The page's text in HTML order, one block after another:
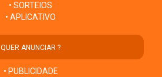
• SORTEIOS
• APLICATIVO
QUER ANUNCIAR ?
• PUBLICIDADE